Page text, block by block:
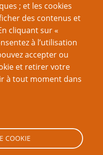
; et les cookies
des contenus et
cliquant sur «
à l’utilisation
accepter ou
et retirer votre
à tout moment dans
COOKIE